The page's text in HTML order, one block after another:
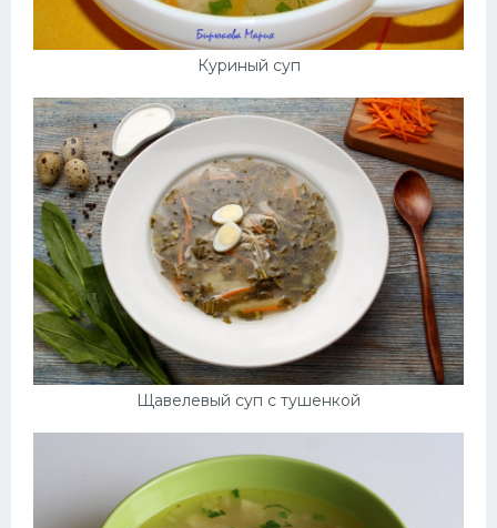
Куриный суп
Щавелевый суп с тушенкой